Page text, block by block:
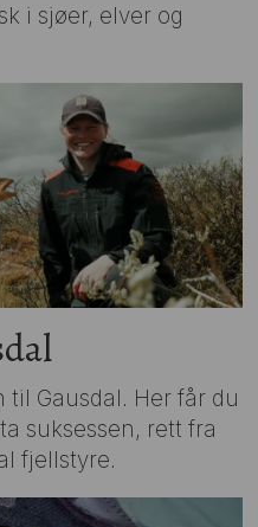
i sjøer, elver og
Gausdal. Her får du
suksessen, rett fra
fjellstyre.